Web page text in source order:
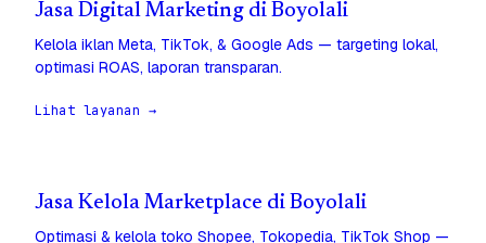
Jasa Digital Marketing di Boyolali
Kelola iklan Meta, TikTok, & Google Ads — targeting lokal,
optimasi ROAS, laporan transparan.
Lihat layanan →
Jasa Kelola Marketplace di Boyolali
Optimasi & kelola toko Shopee, Tokopedia, TikTok Shop —